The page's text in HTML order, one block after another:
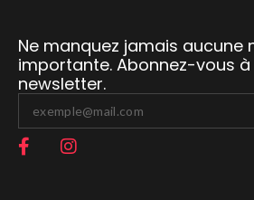
Ne manquez jamais aucune
importante. Abonnez-vous
newsletter.